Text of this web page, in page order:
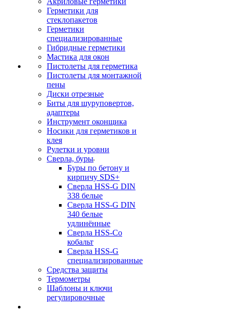
Герметики для
стеклопакетов
Герметики
специализированные
Гибридные герметики
Мастика для окон
Пистолеты для герметика
Пистолеты для монтажной
пены
Диски отрезные
Биты для шуруповертов,
адаптеры
Инструмент оконщика
Носики для герметиков и
клея
Рулетки и уровни
Сверла, буры
Буры по бетону и
кирпичу SDS+
Сверла HSS-G DIN
338 белые
Сверла HSS-G DIN
340 белые
удлинённые
Сверла HSS-Co
кобальт
Сверла HSS-G
специализированные
Средства защиты
Термометры
Шаблоны и ключи
регулировочные